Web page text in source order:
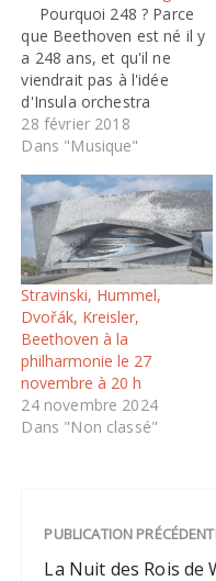
Pourquoi 248 ? Parce
que Beethoven est né il y
a 248 ans, et qu'il ne
viendrait pas à l'idée
d'Insula orchestra
d'attendre un chiffre rond
pour célébrer ce
ans avant les
réjouissances officielles,
Insula orchestra
commence les
célébrations, avec
quelques-uns des derniers
quatuors,…
28 février 2018
Dans "Musique"
Stravinski, Hummel,
Dvořák, Kreisler,
Beethoven à la
philharmonie le 27
novembre à 20 h
24 novembre 2024
Dans "Non classé"
PUBLICATION
La Nuit des Rois de